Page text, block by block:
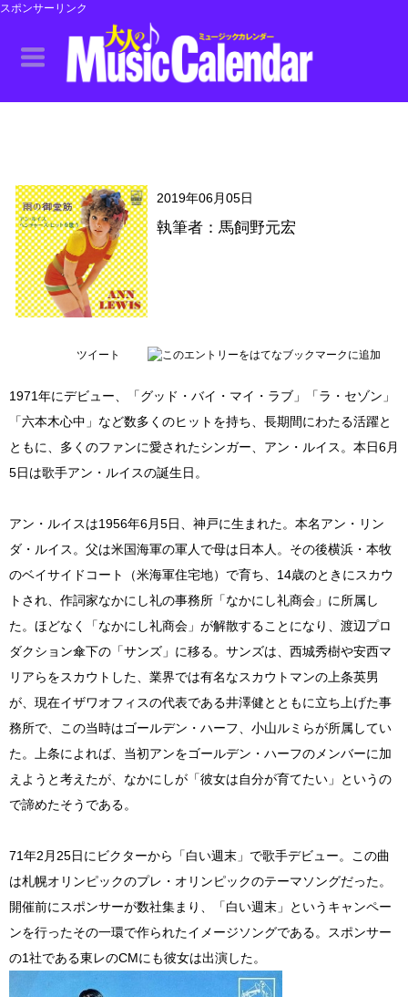
スポンサーリンク
2019年06月05日
執筆者：馬飼野元宏
ツイート
1971年にデビュー、「グッド・バイ・マイ・ラブ」「ラ・セゾン」
「六本木心中」など数多くのヒットを持ち、長期間にわたる活躍と
ともに、多くのファンに愛されたシンガー、アン・ルイス。本日6月
5日は歌手アン・ルイスの誕生日。
アン・ルイスは1956年6月5日、神戸に生まれた。本名アン・リン
ダ・ルイス。父は米国海軍の軍人で母は日本人。その後横浜・本牧
のベイサイドコート（米海軍住宅地）で育ち、14歳のときにスカウ
トされ、作詞家なかにし礼の事務所「なかにし礼商会」に所属し
た。ほどなく「なかにし礼商会」が解散することになり、渡辺プロ
ダクション傘下の「サンズ」に移る。サンズは、西城秀樹や安西マ
リアらをスカウトした、業界では有名なスカウトマンの上条英男
が、現在イザワオフィスの代表である井澤健とともに立ち上げた事
務所で、この当時はゴールデン・ハーフ、小山ルミらが所属してい
た。上条によれば、当初アンをゴールデン・ハーフのメンバーに加
えようと考えたが、なかにしが「彼女は自分が育てたい」というの
で諦めたそうである。
71年2月25日にビクターから「白い週末」で歌手デビュー。この曲
は札幌オリンピックのプレ・オリンピックのテーマソングだった。
開催前にスポンサーが数社集まり、「白い週末」というキャンペー
ンを行ったその一環で作られたイメージソングである。スポンサー
の1社である東レのCMにも彼女は出演した。